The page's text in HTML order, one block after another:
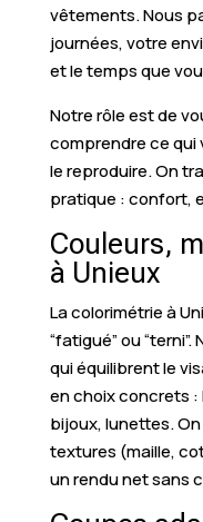
vêtements. Nous
journées, votre
et le temps que
Notre rôle est de
comprendre ce qui
le reproduire. On
pratique : confort,
Couleurs,
à Unieux
La colorimétrie à
“fatigué” ou
qui équilibrent le
en choix concrets
bijoux, lunettes.
textures (maille,
un rendu net sans